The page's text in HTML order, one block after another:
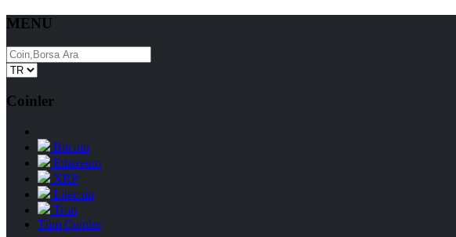
MENU
Coinler
Bitcoin
Ethereum
XRP
Litecoin
Tron
Tüm Coinler